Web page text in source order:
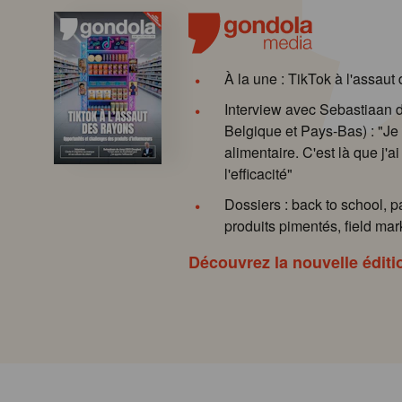
À la une : TikTok à l'assaut
Interview avec Sebastiaan
Belgique et Pays-Bas) :
alimentaire. C'est là que
l'efficacité"
Dossiers : back to school,
produits pimentés, field
Découvrez la nouvelle